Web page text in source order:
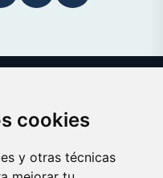
cookies
y otras técnicas